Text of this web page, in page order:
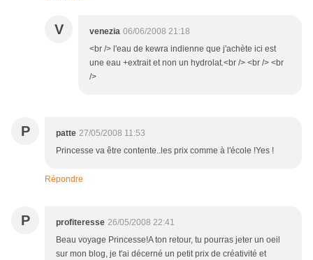
V venezia 06/06/2008 21:18
<br /> l'eau de kewra indienne que j'achète ici est
une eau +extrait et non un hydrolat.<br /> <br /> <br
/>
P patte 27/05/2008 11:53
Princesse va être contente..les prix comme à l'école !Yes !
Répondre
P profiteresse 26/05/2008 22:41
Beau voyage Princesse!A ton retour, tu pourras jeter un oeil
sur mon blog, je t'ai décerné un petit prix de créativité et